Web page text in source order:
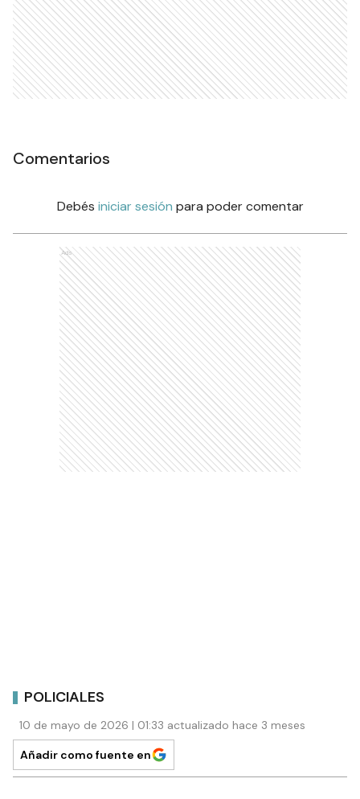
Comentarios
Debés iniciar sesión para poder comentar
Ads
POLICIALES
10 de mayo de 2026 | 01:33 actualizado hace 3 meses
Añadir como fuente en